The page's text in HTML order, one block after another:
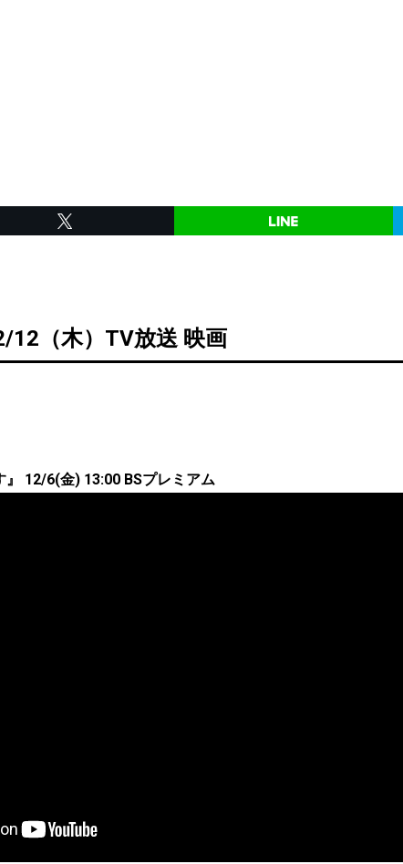
12（木）TV放送 映画
』 12/6(金) 13:00 BSプレミアム